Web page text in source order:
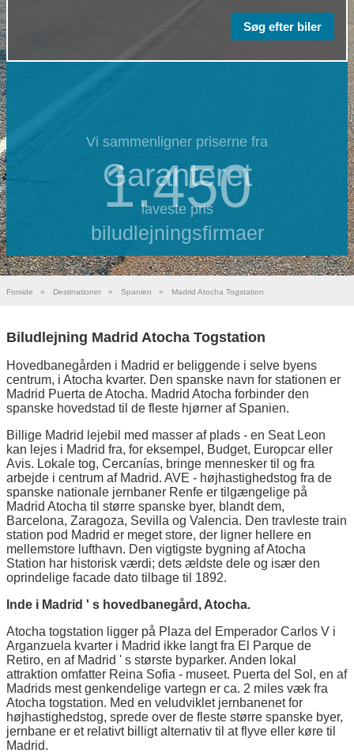
Vi sammenligner priserne fra
1.450
biludlejningsfirmaer
Garanteret
laveste pris
Forside » Destinationer » Spanien » Madrid Atocha Togstation
Biludlejning Madrid Atocha Togstation
Hovedbanegården i Madrid er beliggende i selve byens
centrum, i Atocha kvarter. Den spanske navn for stationen er
Madrid Puerta de Atocha. Madrid Atocha forbinder den
spanske hovedstad til de fleste hjørner af Spanien.
Billige Madrid lejebil med masser af plads - en Seat Leon
kan lejes i Madrid fra, for eksempel, Budget, Europcar eller
Avis. Lokale tog, Cercanías, bringe mennesker til og fra
arbejde i centrum af Madrid. AVE - højhastighedstog fra de
spanske nationale jernbaner Renfe er tilgængelige på
Madrid Atocha til større spanske byer, blandt dem,
Barcelona, Zaragoza, Sevilla og Valencia. Den travleste train
station pod Madrid er meget store, der ligner hellere en
mellemstore lufthavn. Den vigtigste bygning af Atocha
Station har historisk værdi; dets ældste dele og især den
oprindelige facade dato tilbage til 1892.
Inde i Madrid ' s hovedbanegård, Atocha.
Atocha togstation ligger på Plaza del Emperador Carlos V i
Arganzuela kvarter i Madrid ikke langt fra El Parque de
Retiro, en af Madrid ' s største byparker. Anden lokal
attraktion omfatter Reina Sofia - museet. Puerta del Sol, en af
Madrids mest genkendelige vartegn er ca. 2 miles væk fra
Atocha togstation. Med en veludviklet jernbanenet for
højhastighedstog, sprede over de fleste større spanske byer,
jernbane er et relativt billigt alternativ til at flyve eller køre til
Madrid.